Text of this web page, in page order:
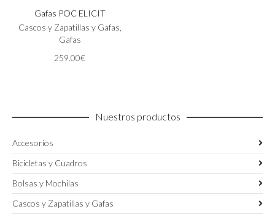
múltiples
variantes.
producto
Gafas POC ELICIT
Cascos y Zapatillas y Gafas,
Gafas
259.00€
Nuestros productos
Accesorios
Bicicletas y Cuadros
Bolsas y Mochilas
Cascos y Zapatillas y Gafas